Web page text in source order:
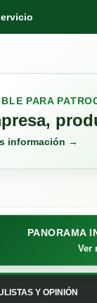
PARA
información →
PANORAMA
Ver
Y OPINIÓN